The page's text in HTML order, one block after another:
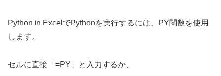
Python in ExcelでPythonを実行するには、PY関数を使用
します。
セルに直接「=PY」と入力するか、